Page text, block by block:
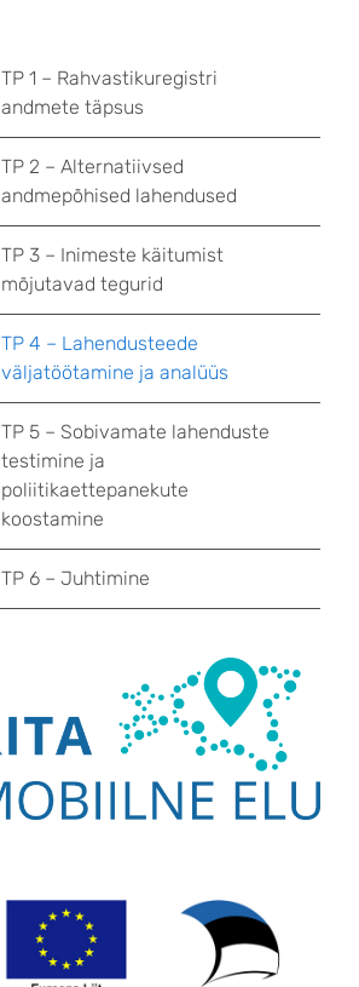
TP 1 – Rahvastikuregistri
andmete täpsus
TP 2 – Alternatiivsed
andmepõhised lahendused
TP 3 – Inimeste käitumist
mõjutavad tegurid
TP 4 – Lahendusteede
väljatöötamine ja analüüs
TP 5 – Sobivamate lahenduste
testimine ja
poliitikaettepanekute
koostamine
TP 6 – Juhtimine